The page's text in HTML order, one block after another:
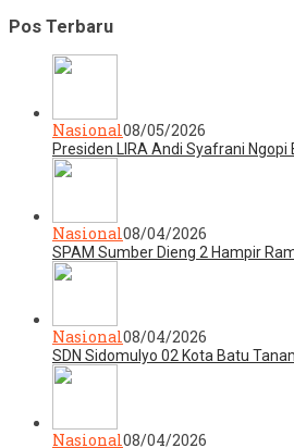
Pos Terbaru
Nasional08/05/2026
Presiden LIRA Andi Syafrani Ngopi
Nasional08/04/2026
SPAM Sumber Dieng 2 Hampir
Nasional08/04/2026
SDN Sidomulyo 02 Kota Batu
Nasional08/04/2026